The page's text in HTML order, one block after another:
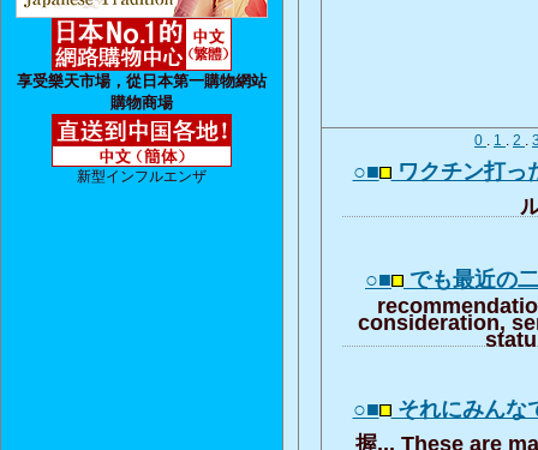
享受樂天市場，從日本第一購物網站
購物商場
新型インフルエンザ
0 . 1 . 2 .
○■ ワクチン打
○■ でも最近の
consideration,
○■ それにみん
握... These are